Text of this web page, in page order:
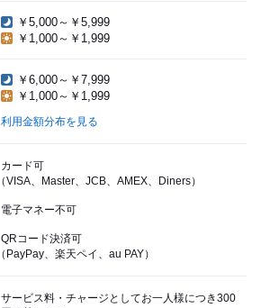
￥5,000～￥5,999
￥1,000～￥1,999
￥6,000～￥7,999
￥1,000～￥1,999
利用金額分布を見る
カード可
（VISA、Master、JCB、AMEX、Diners）
電子マネー不可
QRコード決済可
（PayPay、楽天ペイ、au PAY）
サービス料・チャージとしてお一人様につき300